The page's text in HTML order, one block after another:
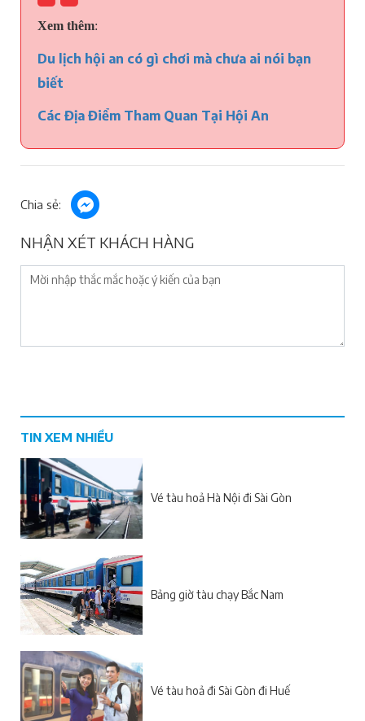
Xem thêm:
Du lịch hội an có gì chơi mà chưa ai nói bạn
biết
Các Địa Điểm Tham Quan Tại Hội An
Chia sẻ:
NHẬN XÉT KHÁCH HÀNG
TIN XEM NHIỀU
Vé tàu hoả Hà Nội đi Sài Gòn
Bảng giờ tàu chạy Bắc Nam
Vé tàu hoả đi Sài Gòn đi Huế